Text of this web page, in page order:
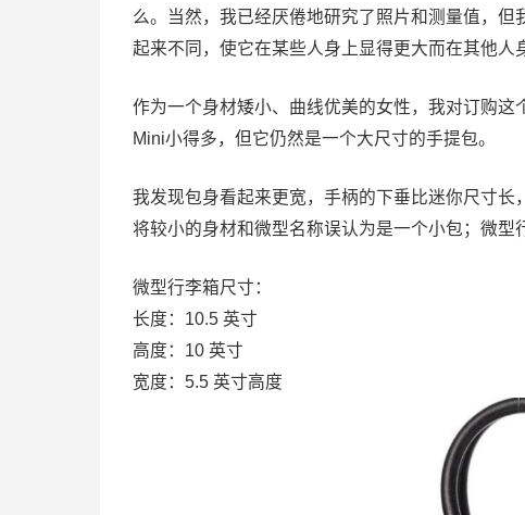
么。当然，我已经厌倦地研究了照片和测量值，
起来不同，使它在某些人身上显得更大而在其他人
作为一个身材矮小、曲线优美的女性，我对订购
Mini小得多，但它仍然是一个大尺寸的手提包。
我发现包身看起来更宽，手柄的下垂比迷你尺寸
将较小的身材和微型名称误认为是一个小包；微型
微型行李箱尺寸：
长度：10.5 英寸
高度：10 英寸
宽度：5.5 英寸高度